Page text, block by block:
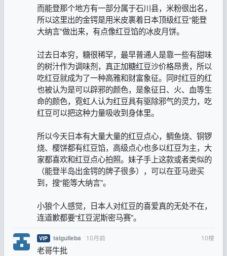
而能登那个地方有一部分属于石川县，米粉很出名，
所以这里出的金锷是用米皮裹着日本顶级红豆“能登
大纳言”做出来，有点像红豆馅的冰皮月饼。
过去日本穷，糖很稀罕，最早普通人是靠一些有甜味
的树汁作为调味剂，真正加糖红豆沙价格昂贵，所以
吃红豆就成为了一种高雅和财富象征。同时红豆的红
也被认为是可以辟邪的颜色，是象征日、火、血等生
命的颜色，霓虹人认为红豆具有驱除邪气的灵力，吃
红豆可以把这种力量吸收到身体里。
所以今天日本有大量大量的红豆点心，鲷鱼烧、铜锣
烧、樱饼都有红豆馅，高级点心也多以红豆为主，大
家都喜欢和红豆点心拍照。妹子手上这款或者类似的
（能登半岛出金锷的牌子很多），可以在亚马逊买
到，搜“能等大纳言”。
小狼个人感觉，日本人对红豆的喜爱真的无处不在，
连道歉都要“红豆泥斯密马赛”。
VIP taiguileba 10月前 10楼
老哥牛批